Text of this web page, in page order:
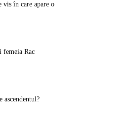
vis în care apare o
femeia Rac
ascendentul?